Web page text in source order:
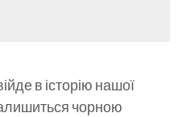
в історію нашої
чорною